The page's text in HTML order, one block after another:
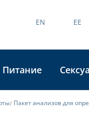
EN EE
Питание
Пакет анализов для